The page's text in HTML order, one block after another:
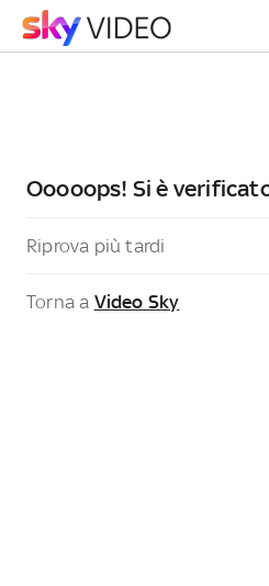
Ooooops! Si è
Riprova più tardi
Torna a Video Sky